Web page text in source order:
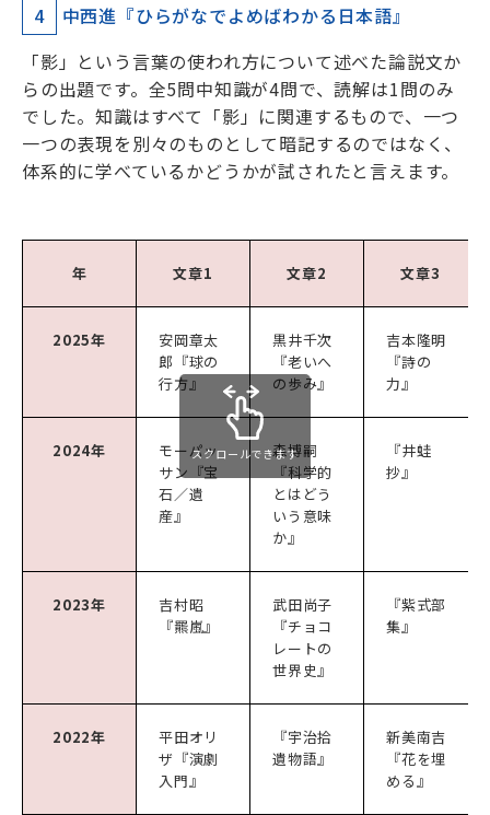
4
中西進『ひらがなでよめばわかる日本語』
「影」という言葉の使われ方について述べた論説文か
らの出題です。全5問中知識が4問で、読解は1問のみ
でした。知識はすべて「影」に関連するもので、一つ
一つの表現を別々のものとして暗記するのではなく、
体系的に学べているかどうかが試されたと言えます。
年 文章1 文章2 文章3
2025年
安岡章太
郎『球の
行方』
黒井千次
『老いへ
の歩み』
吉本隆明
『詩の
力』
2024年
モーパッ
サン『宝
石／遺
産』
森博嗣
『科学的
とはどう
いう意味
か』
『井蛙
抄』
2023年
吉村昭
『羆嵐』
武田尚子
『チョコ
レートの
世界史』
『紫式部
集』
2022年
平田オリ
ザ『演劇
入門』
『宇治拾
遺物語』
新美南吉
『花を埋
める』
スクロールできます